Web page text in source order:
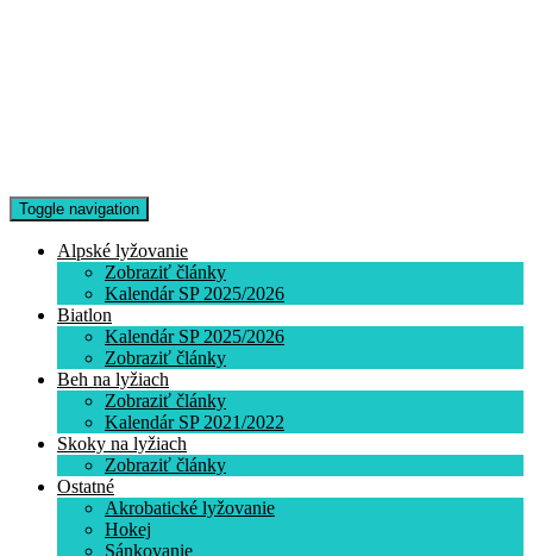
Toggle navigation
Alpské lyžovanie
Zobraziť články
Kalendár SP 2025/2026
Biatlon
Kalendár SP 2025/2026
Zobraziť články
Beh na lyžiach
Zobraziť články
Kalendár SP 2021/2022
Skoky na lyžiach
Zobraziť články
Ostatné
Akrobatické lyžovanie
Hokej
Sánkovanie